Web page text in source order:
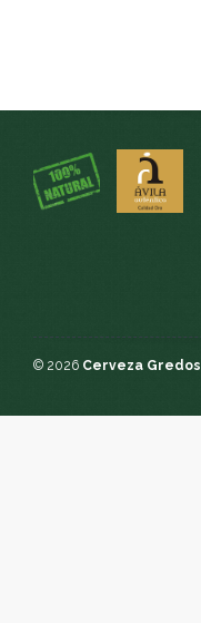
© 2026 Cerveza Gredos